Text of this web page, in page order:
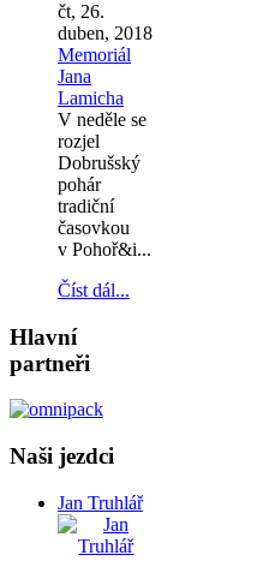
čt, 26.
duben, 2018
Memoriál
Jana
Lamicha
V neděle se
rozjel
Dobrušský
pohár
tradiční
časovkou
v Pohoř&i...
Číst dál...
Hlavní
partneři
Naši jezdci
Jan Truhlář